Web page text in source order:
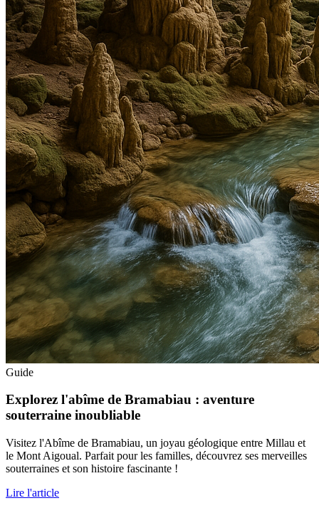
Guide
Explorez l'abîme de Bramabiau : aventure
souterraine inoubliable
Visitez l'Abîme de Bramabiau, un joyau géologique entre Millau et
le Mont Aigoual. Parfait pour les familles, découvrez ses merveilles
souterraines et son histoire fascinante !
Lire l'article